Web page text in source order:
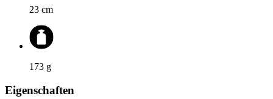
23 cm
173 g
Eigenschaften